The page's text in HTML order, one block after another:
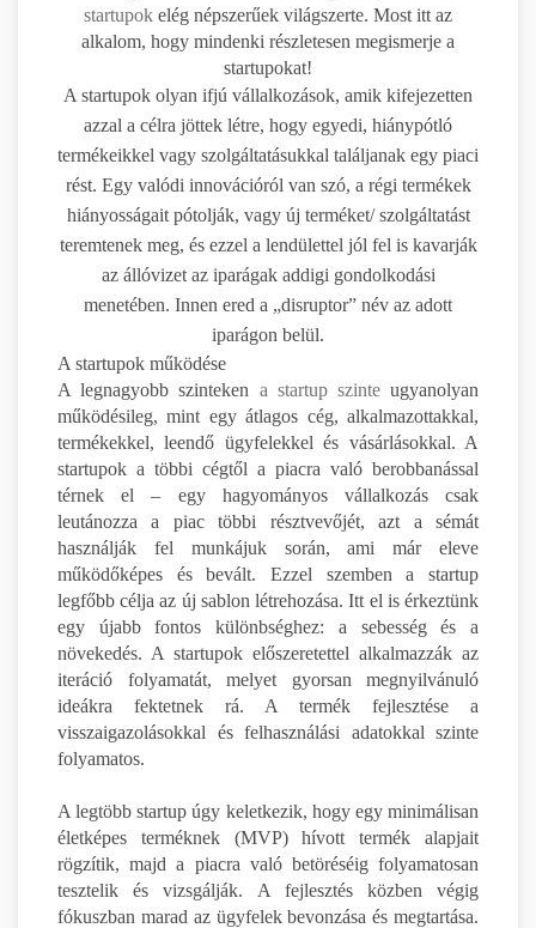
startupok elég népszerűek világszerte. Most itt az
alkalom, hogy mindenki részletesen megismerje a
startupokat!
A startupok olyan ifjú vállalkozások, amik kifejezetten
azzal a célra jöttek létre, hogy egyedi, hiánypótló
termékeikkel vagy szolgáltatásukkal találjanak egy piaci
rést. Egy valódi innovációról van szó, a régi termékek
hiányosságait pótolják, vagy új terméket/ szolgáltatást
teremtenek meg, és ezzel a lendülettel jól fel is kavarják
az állóvizet az iparágak addigi gondolkodási
menetében. Innen ered a „disruptor” név az adott
iparágon belül.
A startupok működése
A legnagyobb szinteken a startup szinteugyanolyan
működésileg, mint egy átlagos cég, alkalmazottakkal,
termékekkel, leendő ügyfelekkel és vásárlásokkal. A
startupok a többi cégtől a piacra való berobbanással
térnek el – egy hagyományos vállalkozás csak
leutánozza a piac többi résztvevőjét, azt a sémát
használják fel munkájuk során, ami már eleve
működőképes és bevált. Ezzel szemben a startup
legfőbb célja az új sablon létrehozása. Itt el is érkeztünk
egy újabb fontos különbséghez: a sebesség és a
növekedés. A startupok előszeretettel alkalmazzák az
iteráció folyamatát, melyet gyorsan megnyilvánuló
ideákra fektetnek rá. A termék fejlesztése a
visszaigazolásokkal és felhasználási adatokkal szinte
folyamatos.
A legtöbb startup úgy keletkezik, hogy egy minimálisan
életképes terméknek (MVP) hívott termék alapjait
rögzítik, majd a piacra való betöréséig folyamatosan
tesztelik és vizsgálják. A fejlesztés közben végig
fókuszban marad az ügyfelek bevonzása és megtartása.